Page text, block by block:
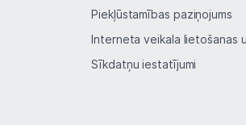
Piekļūstamības paziņojums
Interneta veikala lietošanas
Sīkdatņu iestatījumi